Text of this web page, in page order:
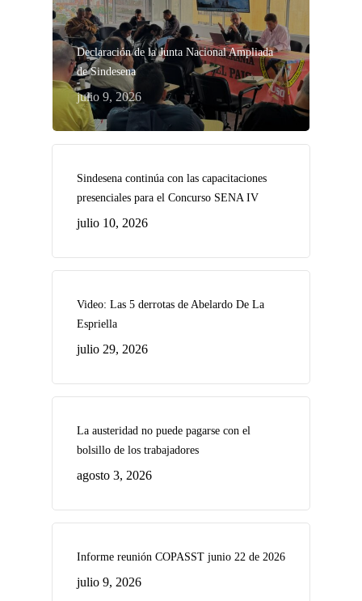
Declaración de la Junta Nacional Ampliada
de Sindesena
julio 9, 2026
Sindesena continúa con las capacitaciones
presenciales para el Concurso SENA IV
julio 10, 2026
Video: Las 5 derrotas de Abelardo De La
Espriella
julio 29, 2026
La austeridad no puede pagarse con el
bolsillo de los trabajadores
agosto 3, 2026
Informe reunión COPASST junio 22 de 2026
julio 9, 2026